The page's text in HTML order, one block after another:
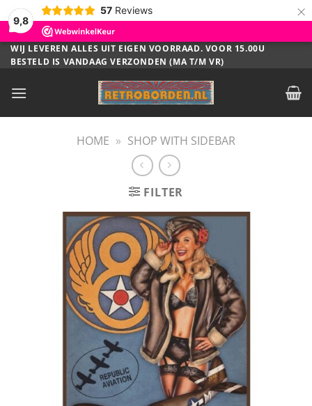
9,8
57 Reviews ×
Ga
naar
WIJ LEVEREN ALLES UIT EIGEN VOORRAAD. VOOR 15.00U
BESTELD IS VANDAAG VERZONDEN (MA T/M VR)
HOME » SHOP WITH SIDEBAR
FILTER